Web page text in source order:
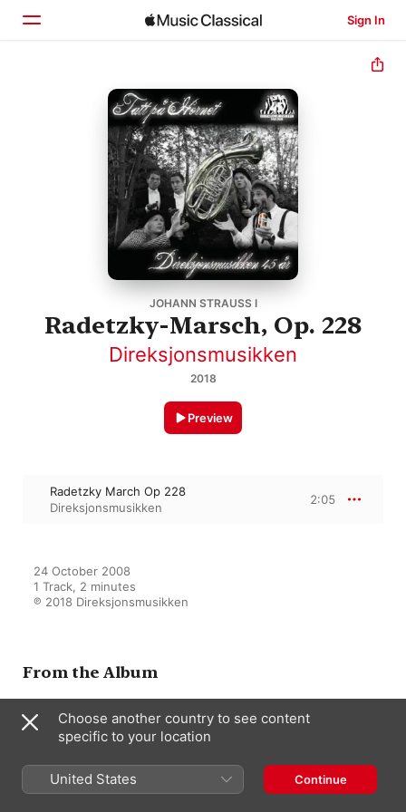
Sign In
Browse
JOHANN STRAUSS I
Radetzky-Marsch, Op. 228
Direksjonsmusikken
2018
Preview
Radetzky March Op 228
Direksjonsmusikken
2:05
24 October 2008
1 Track, 2 minutes
℗ 2018 Direksjonsmusikken
From the Album
Tatt På Hornet
Direksjonsmusikken
Choose another country to see content
specific to your location
United States Continue